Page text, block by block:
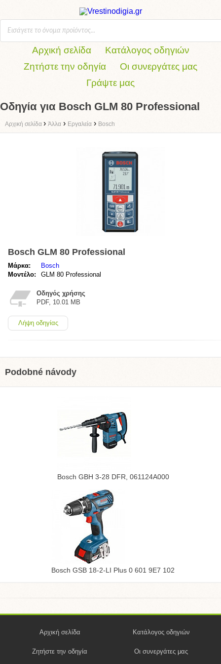
Αρχική σελίδα
Κατάλογος οδηγιών
Ζητήστε την οδηγία
Οι συνεργάτες μας
Γράψτε μας
Οδηγία για Bosch GLM 80 Professional
Αρχική σελίδα › Άλλα › Εργαλεία › Bosch
Bosch GLM 80 Professional
Μάρκα:
Bosch
Μοντέλο:
GLM 80 Professional
Οδηγός χρήσης
PDF, 10.01 MB
Λήψη οδηγίας
Podobné návody
Bosch GBH 3-28 DFR, 061124A000
Bosch GSB 18-2-LI Plus 0 601 9E7 102
Αρχική σελίδα Κατάλογος οδηγιών
Ζητήστε την οδηγία Οι συνεργάτες μας